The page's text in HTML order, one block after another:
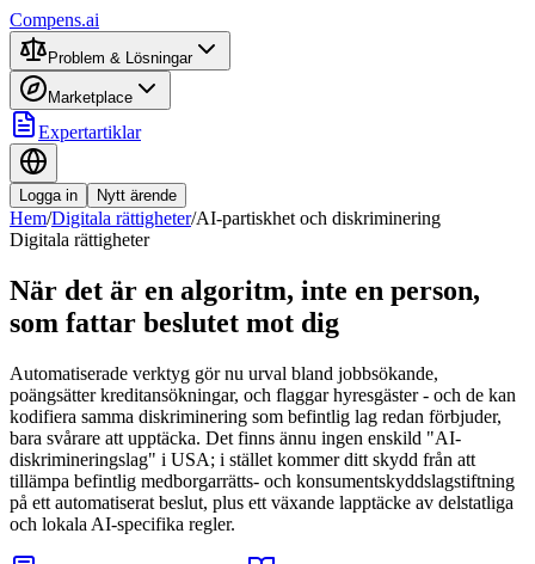
Compens.ai
Problem & Lösningar
Marketplace
Expertartiklar
Logga in Nytt ärende
Hem/Digitala rättigheter/AI-partiskhet och diskriminering
Digitala rättigheter
När det är en algoritm, inte en person,
som fattar beslutet mot dig
Automatiserade verktyg gör nu urval bland jobbsökande,
poängsätter kreditansökningar, och flaggar hyresgäster - och de kan
kodifiera samma diskriminering som befintlig lag redan förbjuder,
bara svårare att upptäcka. Det finns ännu ingen enskild "AI-
diskrimineringslag" i USA; i stället kommer ditt skydd från att
tillämpa befintlig medborgarrätts- och konsumentskyddslagstiftning
på ett automatiserat beslut, plus ett växande lapptäcke av delstatliga
och lokala AI-specifika regler.